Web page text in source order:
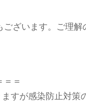
ざいます。ご理解
＝＝
ますが感染防止対